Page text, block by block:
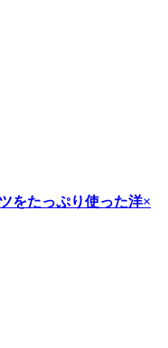
をたっぷり使った洋×